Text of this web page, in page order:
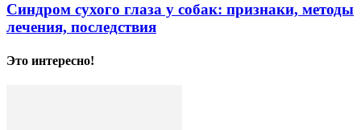
Синдром сухого глаза у собак: признаки, методы
лечения, последствия
Это интересно!